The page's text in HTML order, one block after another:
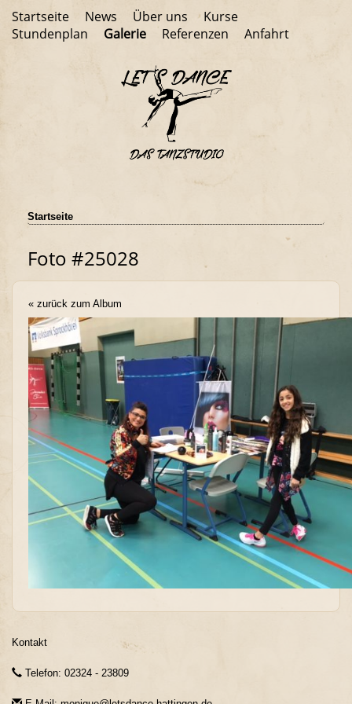
Startseite News Über uns
Kurse
Stundenplan
Galerie Referenzen Anfahrt
Startseite
Foto #25028
« zurück zum Album
Kontakt
Telefon: 02324 - 23809